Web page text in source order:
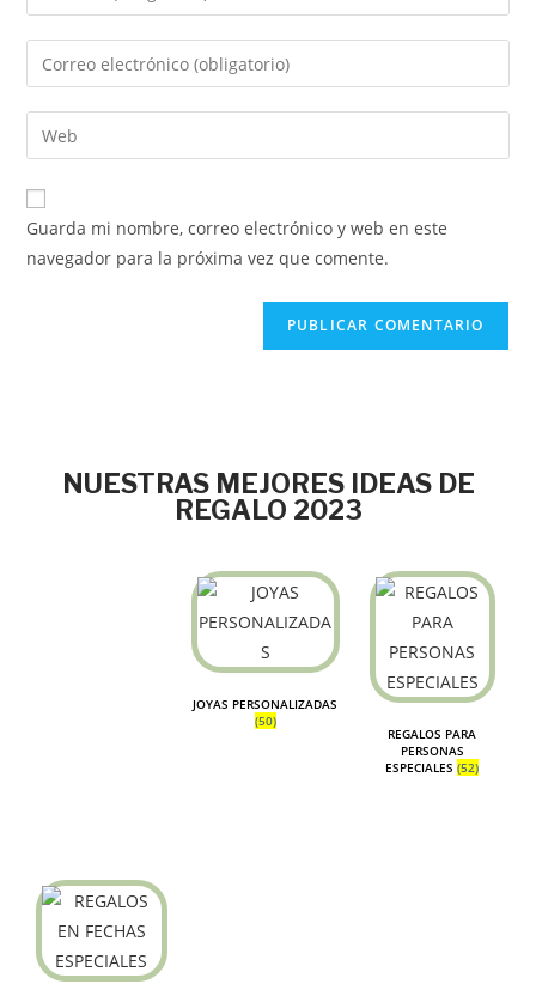
Guarda mi nombre, correo electrónico y web en este
navegador para la próxima vez que comente.
NUESTRAS MEJORES IDEAS DE
REGALO 2023
JOYAS PERSONALIZADAS
(50)
REGALOS PARA
PERSONAS
ESPECIALES(52)